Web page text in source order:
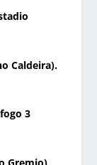
Caldeira).
3
Gremio).